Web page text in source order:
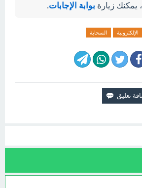
يمكنك زيارة بوابة الإجابات.
الإلكترونية السحابة